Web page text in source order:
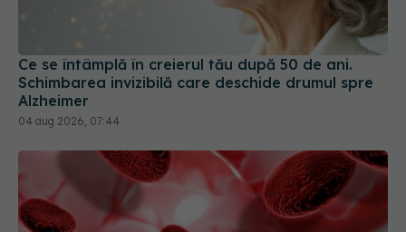
Ce se întâmplă în creierul tău după 50 de ani.
Schimbarea invizibilă care deschide drumul spre
Alzheimer
04 aug 2026, 07:44